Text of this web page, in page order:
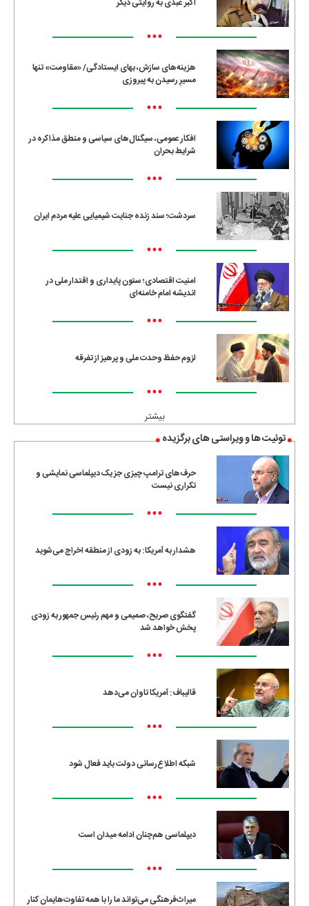
اکبر عبدی به روایتی دیگر
•••
هزینه‌های سازش، بهای ایستادگی/ «مقاومت» تنها
مسیرِ رسیدن به پیروزی
•••
افکار عمومی، سیگنال‌های سیاسی و منطق مذاکره در
شرایط بحران
•••
سردشت؛ سند زنده جنایت شیمیایی علیه مردم ایران
•••
امنیت اقتصادی؛ ستون پایداری و اقتدار ملی در
اندیشه امام خامنه‌ای
•••
لزوم حفظ وحدت ملی و پرهیز از تفرقه
•••
بیشتر
توئیت ها و ویراستی های برگزیده
حرف‌های ترامپ چیزی جز یک دیپلماسی نمایشی و
تکراری نیست
•••
هشدار به آمریکا: به زودی از منطقه اخراج می‌شوید
•••
گفتگوی صریح، صمیمی و مهم رئیس جمهور به زودی
پخش خواهد شد
•••
قالیباف: آمریکا تاوان می‌دهد
•••
شبکه اطلاع‌رسانی دولت باید فعال شود
•••
دیپلماسی هم‌چنان ادامه میدان است
•••
میراث‌فرهنگی می‌تواند ما را با همه تفاوت‌هایمان کنار